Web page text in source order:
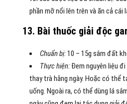
phần mỡ nổi lên trên và ăn cả cái
13. Bài thuốc giải độc
Chuẩn bị:10 – 15g sâm đất
Thực hiện:Đem nguyên liệu
thay trà hằng ngày. Hoặc có thể
uống. Ngoài ra, có thể dùng lá